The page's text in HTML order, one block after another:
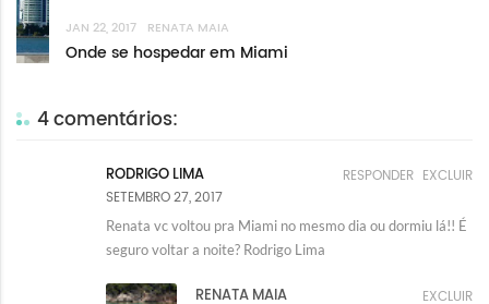
JAN 22, 2017 RENATA MAIA
Onde se hospedar em Miami
4 comentários:
RODRIGO LIMA
SETEMBRO 27, 2017
Renata vc voltou pra Miami no mesmo dia ou dormiu lá!! É
seguro voltar a noite? Rodrigo Lima
RESPONDER EXCLUIR
RENATA MAIA EXCLUIR